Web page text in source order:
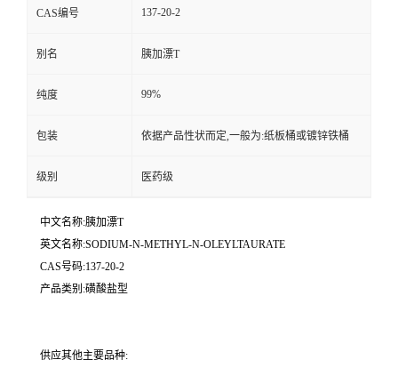
CAS编号 137-20-2
别名 胰加漂T
纯度 99%
包装 依据产品性状而定,一般为:纸板桶或镀锌铁桶
级别 医药级
中文名称:胰加漂T
英文名称:SODIUM-N-METHYL-N-OLEYLTAURATE
CAS号码:137-20-2
产品类别:磺酸盐型
供应其他主要品种: